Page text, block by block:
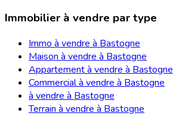
Immobilier à vendre par type
Immo à vendre à Bastogne
Maison à vendre à Bastogne
Appartement à vendre à Bastogne
Commercial à vendre à Bastogne
à vendre à Bastogne
Terrain à vendre à Bastogne